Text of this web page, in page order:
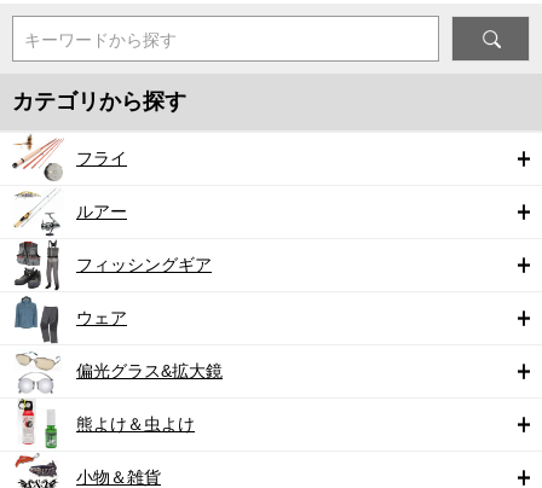
キーワードから探す
カテゴリから探す
フライ
ルアー
フィッシングギア
ウェア
偏光グラス&拡大鏡
熊よけ＆虫よけ
小物＆雑貨